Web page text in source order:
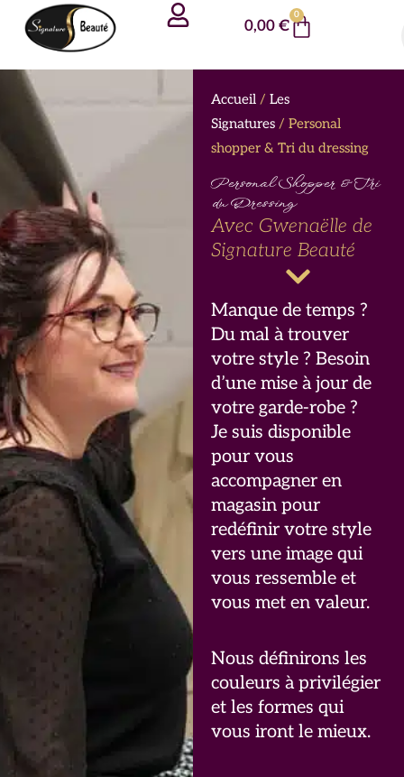
Aller
0,00€
0
Panier
Accueil/ Les
Signatures/ Personal
shopper & Tri du dressing
Personal Shopper & Tri
du Dressing
Avec Gwenaëlle de
Signature Beauté
Manque de temps ?
Du mal à trouver
votre style ? Besoin
d’une mise à jour de
votre garde-robe ?
Je suis disponible
pour vous
accompagner en
magasin pour
redéfinir votre style
vers une image qui
vous ressemble et
vous met en valeur.
Nous définirons les
couleurs à privilégier
et les formes qui
vous iront le mieux.
Panneau de gestion des cookies